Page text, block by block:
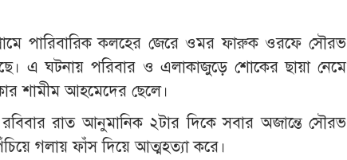
পারিবারিক কলহের জেরে ওমর ফারুক ওরফে সৌরভ
এ ঘটনায় পরিবার ও এলাকাজুড়ে শোকের ছায়া নেমে
শামীম আহমেদের ছেলে।
রাত আনুমানিক ২টার দিকে সবার অজান্তে সৌরভ
গলায় ফাঁস দিয়ে আত্মহত্যা করে।